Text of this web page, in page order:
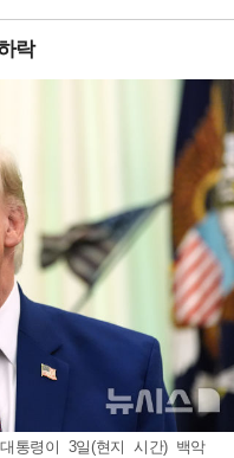
락
통령이 3일(현지 시간) 백악